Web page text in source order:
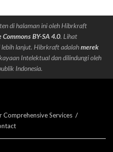
di halaman ini oleh Hibrkraft
Commons BY-SA 4.0. Lihat
lanjut. Hibrkraft adalahmerek
Intelektual dan dilindungi oleh
Indonesia.
Comprehensive Services